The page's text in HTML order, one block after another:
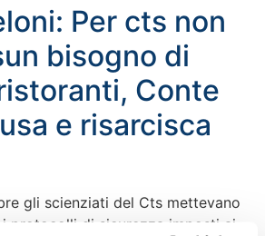
Per cts non
bisogno di
Conte
e risarcisca
gli scienziati del Cts mettevano
protocolli di sicurezza imposti ai